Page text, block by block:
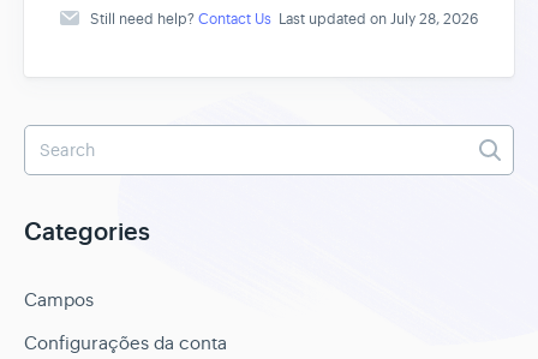
Still need help?Contact Us Last updated on July 28, 2026
Categories
Campos
Configurações da conta